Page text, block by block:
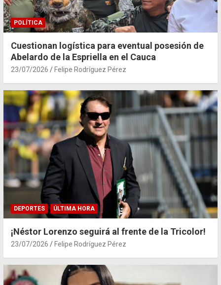
POLÍTICA
Cuestionan logística para eventual posesión de
Abelardo de la Espriella en el Cauca
23/07/2026 Felipe Rodríguez Pérez
DEPORTES ÚLTIMA HORA
¡Néstor Lorenzo seguirá al frente de la Tricolor!
23/07/2026 Felipe Rodríguez Pérez